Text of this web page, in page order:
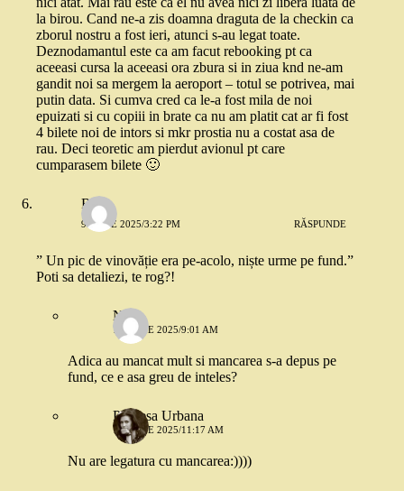
la birou. Cand ne-a zis doamna draguta de la checkin ca
zborul nostru a fost ieri, atunci s-au legat toate.
Deznodamantul este ca am facut rebooking pt ca
aceeasi cursa la aceeasi ora zbura si in ziua knd ne-am
gandit noi sa mergem la aeroport – totul se potrivea, mai
putin data. Si cumva cred ca le-a fost mila de noi
epuizati si cu copiii in brate ca nu am platit cat ar fi fost
4 bilete noi de intors si mkr prostia nu a costat asa de
rau. Deci teoretic am pierdut avionul pt care
cumparasem bilete 🙂
Raul
9 IUNIE 2025/3:22 PM RĂSPUNDE
” Un pic de vinovăție era pe-acolo, niște urme pe fund.”
Poti sa detaliezi, te rog?!
N.
10 IUNIE 2025/9:01 AM
Adica au mancat mult si mancarea s-a depus pe
fund, ce e asa greu de inteles?
Printesa Urbana
11 IUNIE 2025/11:17 AM
Nu are legatura cu mancarea:))))